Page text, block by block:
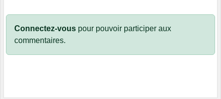
Connectez-vous pour pouvoir participer aux
commentaires.